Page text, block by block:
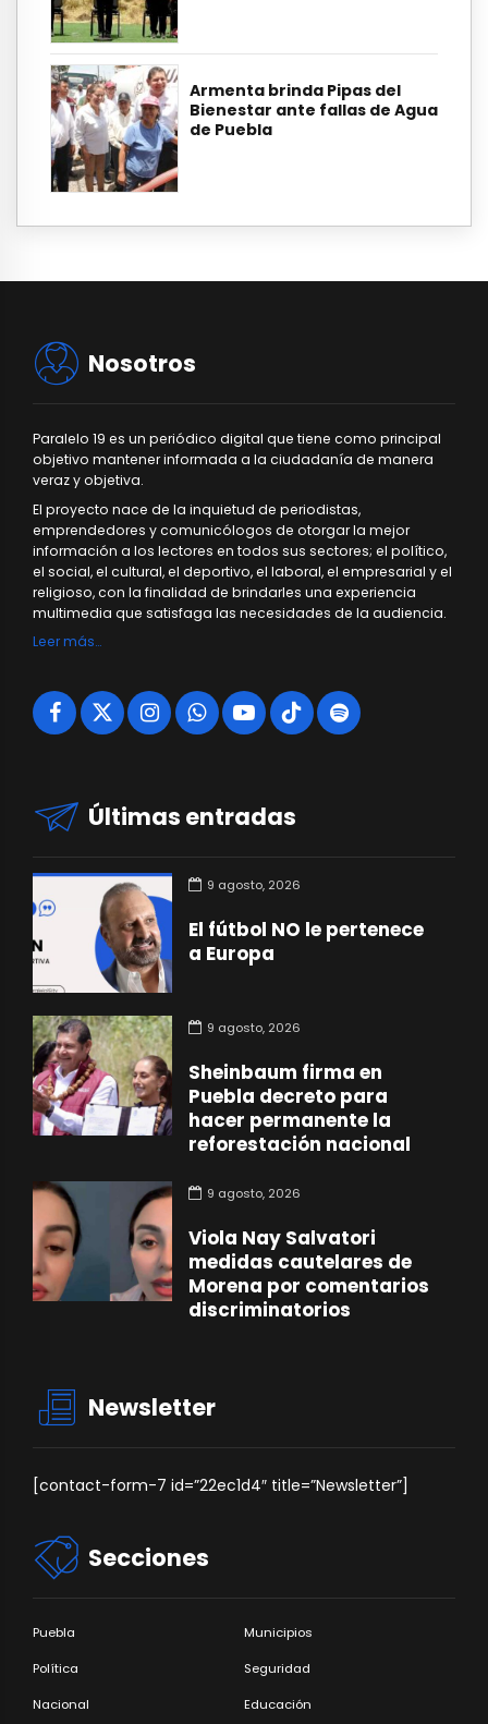
Armenta brinda Pipas del
Bienestar ante fallas de Agua
de Puebla
Nosotros
Paralelo 19 es un periódico digital que tiene como principal
objetivo mantener informada a la ciudadanía de manera
veraz y objetiva.
El proyecto nace de la inquietud de periodistas,
emprendedores y comunicólogos de otorgar la mejor
información a los lectores en todos sus sectores; el político,
el social, el cultural, el deportivo, el laboral, el empresarial y el
religioso, con la finalidad de brindarles una experiencia
multimedia que satisfaga las necesidades de la audiencia.
Leer más…
Últimas entradas
9 agosto, 2026
El fútbol NO le pertenece
a Europa
9 agosto, 2026
Sheinbaum firma en
Puebla decreto para
hacer permanente la
reforestación nacional
9 agosto, 2026
Viola Nay Salvatori
medidas cautelares de
Morena por comentarios
discriminatorios
Newsletter
[contact-form-7 id=”22ec1d4″ title=”Newsletter”]
Secciones
Puebla Municipios
Política Seguridad
Nacional Educación